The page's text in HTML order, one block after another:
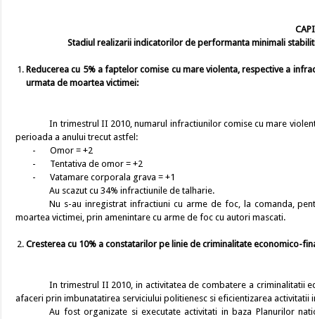
Stadiul realizarii indicatorilor de performanta minimali
Reducerea cu 5% a faptelor comise cu mare violenta, respective a
urmata de moartea victimei:
In trimestrul II 2010, numarul infractiunilor comise cu mare
perioada a anului trecut astfel:
-
Omor = +2
-
Tentativa de omor = +2
-
Vatamare corporala grava = +1
Au scazut cu 34% infractiunile de talharie.
Nu s-au inregistrat infractiuni cu arme de foc, la comanda,
moartea victimei, prin amenintare cu arme de foc cu autori mascati.
Cresterea cu 10% a constatarilor pe linie de criminalitate economico-
In trimestrul II 2010, in activitatea de combatere a criminalitatii
afaceri prin imbunatatirea serviciului politienesc si eficientizarea activitatii
Au fost organizate si executate activitati in baza Planurilor